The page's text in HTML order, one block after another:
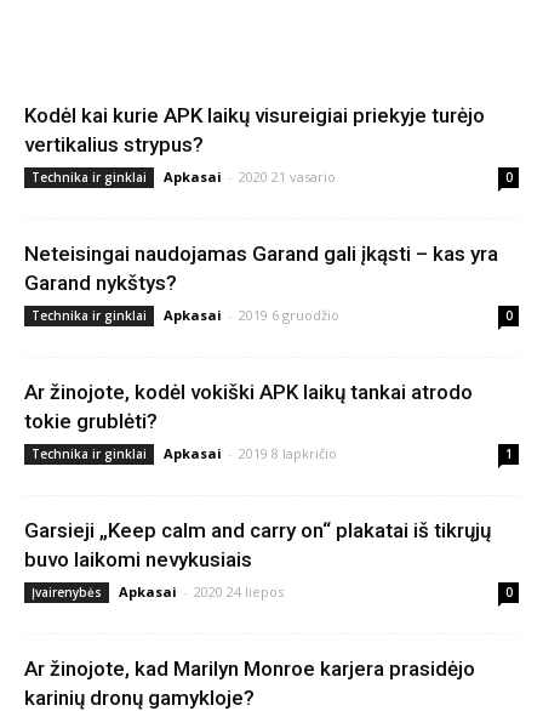
Kodėl kai kurie APK laikų visureigiai priekyje turėjo
vertikalius strypus?
Technika ir ginklai Apkasai - 2020 21 vasario 0
Neteisingai naudojamas Garand gali įkąsti – kas yra
Garand nykštys?
Technika ir ginklai Apkasai - 2019 6 gruodžio 0
Ar žinojote, kodėl vokiški APK laikų tankai atrodo
tokie grublėti?
Technika ir ginklai Apkasai - 2019 8 lapkričio 1
Garsieji „Keep calm and carry on“ plakatai iš tikrųjų
buvo laikomi nevykusiais
Įvairenybės Apkasai - 2020 24 liepos 0
Ar žinojote, kad Marilyn Monroe karjera prasidėjo
karinių dronų gamykloje?